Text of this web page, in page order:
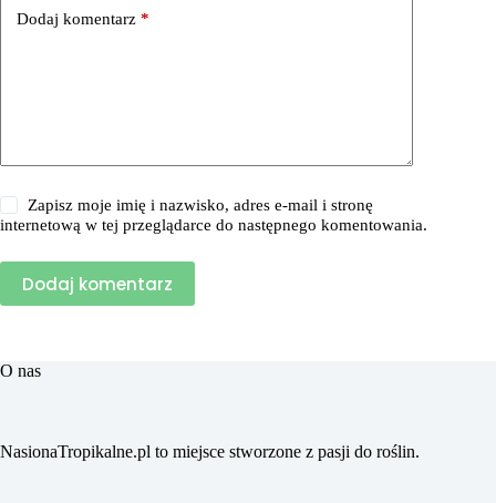
Dodaj komentarz *
Zapisz moje imię i nazwisko, adres e-mail i stronę
internetową w tej przeglądarce do następnego komentowania.
Dodaj komentarz
O nas
NasionaTropikalne.pl to miejsce stworzone z pasji do roślin.